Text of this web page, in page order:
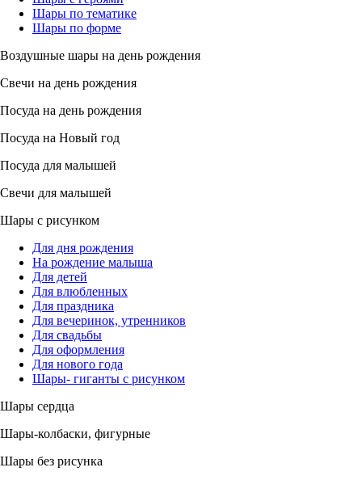
Шары по тематике
Шары по форме
Воздушные шары на день рождения
Свечи на день рождения
Посуда на день рождения
Посуда на Новый год
Посуда для малышей
Свечи для малышей
Шары с рисунком
Для дня рождения
На рождение малыша
Для детей
Для влюбленных
Для праздника
Для вечеринок, утренников
Для свадьбы
Для оформления
Для нового года
Шары- гиганты с рисунком
Шары сердца
Шары-колбаски, фигурные
Шары без рисунка